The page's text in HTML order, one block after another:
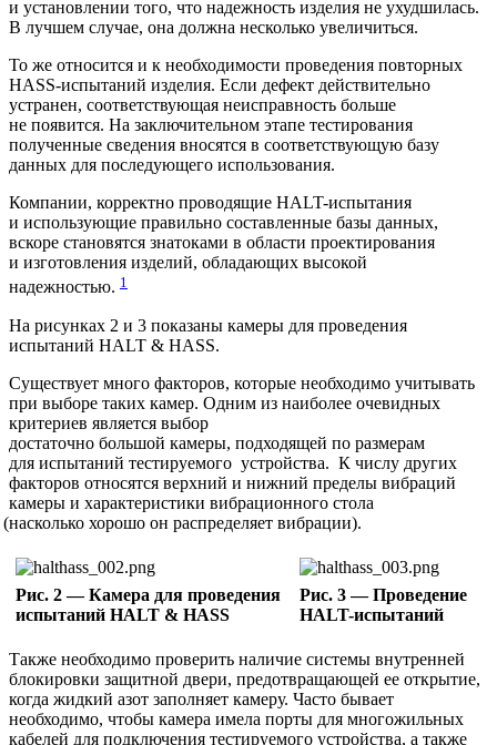
и установлении того, что надежность изделия не ухудшилась.
В лучшем случае, она должна несколько увеличиться.
То же относится и к необходимости проведения повторных
HASS-испытаний изделия. Если дефект действительно
устранен, соответствующая неисправность больше
не появится. На заключительном этапе тестирования
полученные сведения вносятся в соответствующую базу
данных для последующего использования.
Компании, корректно проводящие HALT-испытания
и использующие правильно составленные базы данных,
вскоре становятся знатоками в области проектирования
и изготовления изделий, обладающих высокой
надежностью. 1
На рисунках 2 и 3 показаны камеры для проведения
испытаний HALT & HASS.
Существует много факторов, которые необходимо учитывать
при выборе таких камер. Одним из наиболее очевидных
критериев является выбор
достаточно большой камеры, подходящей по размерам
для испытаний тестируемого устройства. К числу других
факторов относятся верхний и нижний пределы вибраций
камеры и характеристики вибрационного стола
(насколько хорошо он распределяет вибрации).
Рис. 2 — Камера для проведения
испытаний HALT & HASS
Рис. 3 — Проведение
HALT-испытаний
Также необходимо проверить наличие системы внутренней
блокировки защитной двери, предотвращающей ее открытие,
когда жидкий азот заполняет камеру. Часто бывает
необходимо, чтобы камера имела порты для многожильных
кабелей для подключения тестируемого устройства, а также